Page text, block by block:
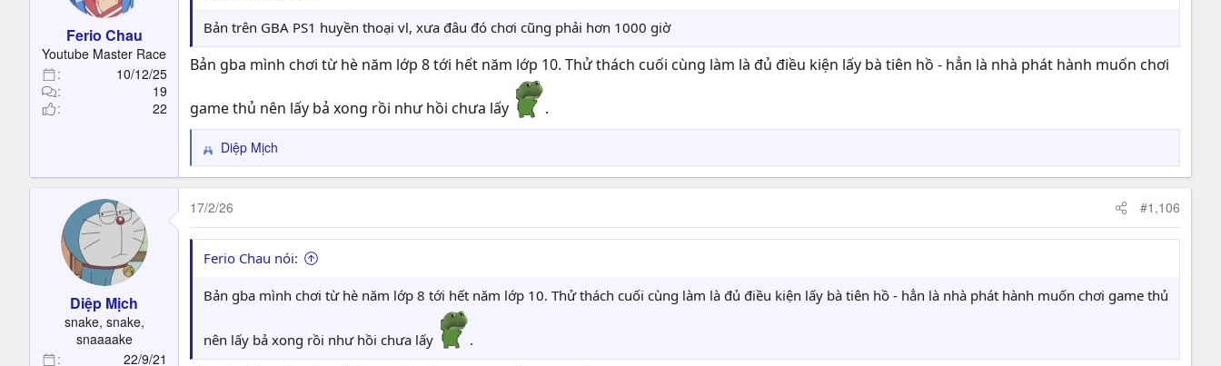
s
Ferio Chau
Youtube Master Race
10/12/25
19
22
Bản trên GBA PS1 huyền thoại vl, xưa đâu đó chơi cũng phải hơn 1000 giờ
Bản gba mình chơi từ hè năm lớp 8 tới hết năm lớp 10. Thử thách cuối cùng làm là đủ điều kiện lấy bà tiên hồ - hẳn là nhà phát hành muốn chơi
game thủ nên lấy bả xong rồi như hồi chưa lấy .
R
e
a
c
t
i
o
s
Diệp Mịch
Diệp Mịch
snake, snake,
snaaaake
22/9/21
17/2/26 #1,106
Ferio Chau nói:
Bản gba mình chơi từ hè năm lớp 8 tới hết năm lớp 10. Thử thách cuối cùng làm là đủ điều kiện lấy bà tiên hồ - hẳn là nhà phát hành muốn chơi game thủ
nên lấy bả xong rồi như hồi chưa lấy .